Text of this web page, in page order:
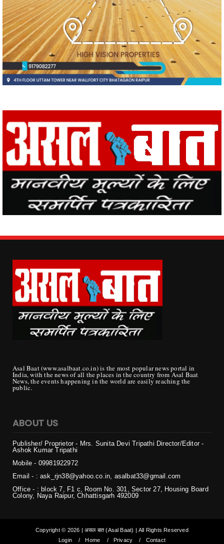
Asal Baat (www.asalbaat.co.in) is the most popular news portal in
ABOUT US
Ashok Kumar Tripathi
Email - : ask_rjn38@yahoo.co.in, asalbat33@gmail.com
Office - : block 7, F1 c, Room No. 301, Sector 27, Housing Board
Colony, Naya Raipur, Chhattisgarh 492009
Copyright ©
2026 | असल बात (Asal Baat) | All Rights Reserved